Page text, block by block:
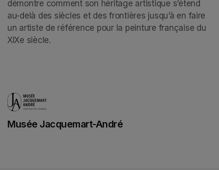
démontre comment son héritage artistique s’étend
au-delà des siècles et des frontières jusqu’à en faire
un artiste de référence pour la peinture française du
XIXe siècle.
Musée Jacquemart-André